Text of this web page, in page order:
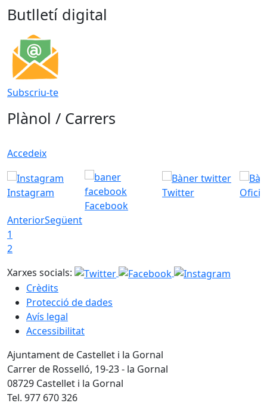
Butlletí digital
Subscriu-te
Plànol / Carrers
Accedeix
Instagram
Facebook
Twitter
AnteriorSegüent
1
2
Xarxes socials:
Crèdits
Protecció de dades
Avís legal
Accessibilitat
Ajuntament de Castellet i la Gornal
Carrer de Rosselló, 19-23 - la Gornal
08729 Castellet i la Gornal
Tel. 977 670 326